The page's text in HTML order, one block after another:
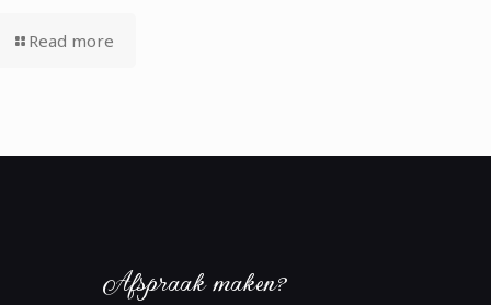
Read more
Afspraak maken?